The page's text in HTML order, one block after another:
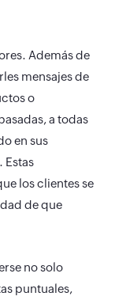
Además de
mensajes de
o
a todas
en sus
Estas
los clientes se
de que
no solo
puntuales,